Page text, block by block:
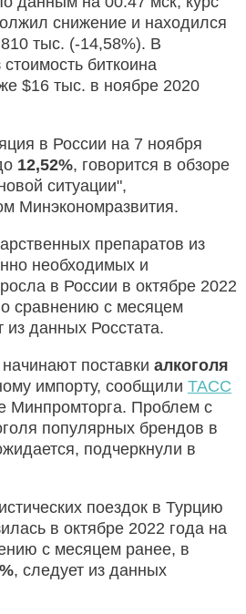
снижение и находился
тыс. (-14,58%). В
биткоина
$16 тыс. в ноябре 2020
в России на 7 ноября
12,52%, говорится в обзоре
ситуации",
Минэкономразвития.
препаратов из
необходимых и
в России в октябре 2022
сравнению с месяцем
из данных Росстата.
поставки алкоголя
импорту, сообщили ТАСС
Минпромторга. Проблем с
популярных брендов в
подчеркнули в
поездок в Турцию
в октябре 2022 года на
с месяцем ранее, в
, следует из данных